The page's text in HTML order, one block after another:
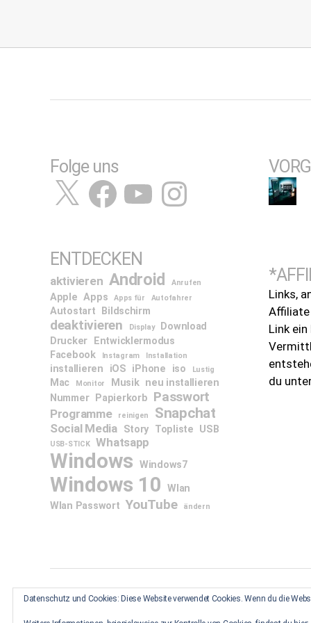
Folge uns
X FacebookYouTubeInstagram
ENTDECKEN
aktivieren Android Anrufen
Apple Apps Apps für Autofahrer
Autostart Bildschirm
deaktivieren Display
Download
Drucker
Entwicklermodus
Facebook
Instagram Installation
installieren iOS iPhone iso Lustig
Mac Monitor Musik neu installieren
Nummer
Papierkorb Passwort
Programme reinigen Snapchat
Social Media Story Topliste USB
USB-STICK Whatsapp
Windows Windows7
Windows 10 Wlan
Wlan Passwort YouTube ändern
Links,
Affiliate
Link
du
Datenschutz und Cookies: Diese Website verwendet Cookies. Wenn du die